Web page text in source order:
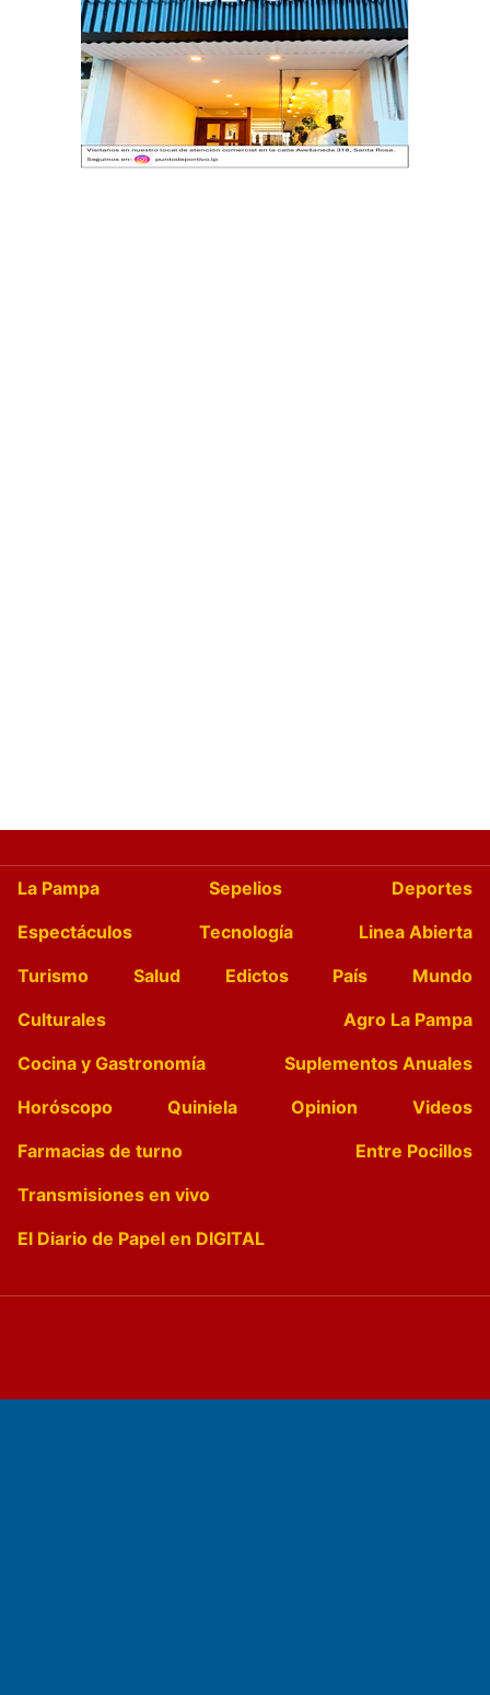
La Pampa Sepelios
Deportes
Espectáculos
Tecnología
Linea Abierta
Turismo
Salud Edictos País
Mundo
Culturales
Agro La Pampa
Cocina y Gastronomía
Suplementos Anuales
Horóscopo
Quiniela Opinion
Videos
Farmacias de turno
Entre Pocillos
Transmisiones en vivo
El Diario de Papel en DIGITAL